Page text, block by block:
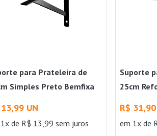
para Prateleira de
Simples Preto Bemfixa
UN
de R$ 13,99 sem juros
Suporte
25cm
R$
em 1x de